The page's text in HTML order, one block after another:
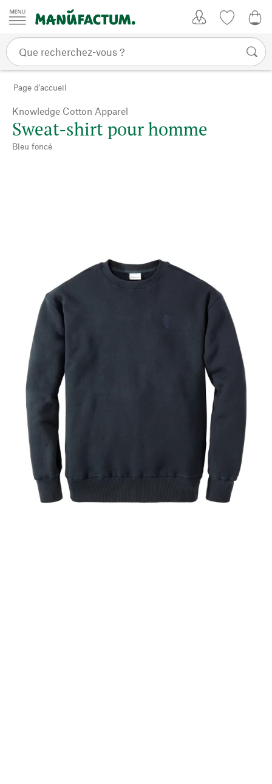
Passer au contenu
Page d'accueil
Knowledge Cotton Apparel
Sweat-shirt pour homme
Bleu foncé